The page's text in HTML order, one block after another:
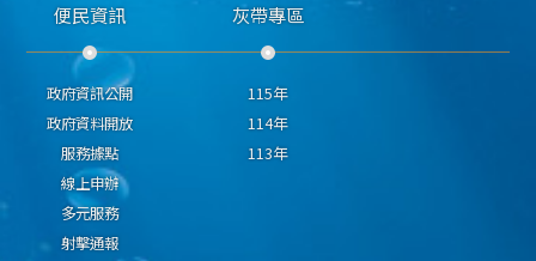
便民資訊
政府資訊公開
政府資料開放
服務據點
線上申辦
多元服務
射擊通報
灰帶專區
115年
114年
113年